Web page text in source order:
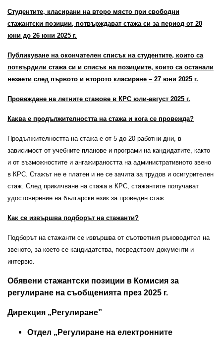
Студентите, класирани на второ място при свободни
стажантски позиции, потвърждават стажа си за период от 20
юни до 26 юни 2025 г.
Публикуване на окончателен списък на студентите, които са
потвърдили стажа си и списък на позициите, които са останали
незаети след първото и второто класиране – 27 юни 2025 г.
Провеждане на летните стажове в КРС юли-август 2025 г.
Каква е продължителността на стажа и кога се провежда?
Продължителността на стажа е от 5 до 20 работни дни, в
зависимост от учебните планове и програми на кандидатите, както
и от възможностите и ангажираността на административното звено
в КРС. Стажът не е платен и не се зачита за трудов и осигурителен
стаж. След приклчване на стажа в КРС, стажантите получават
удостоверение на български език за проведен стаж.
Как се извършва подборът на стажанти?
Подборът на стажанти се извършва от съответния ръководител на
звеното, за което се кандидатства, посредством документи и
интервю.
Обявени стажантски позиции в Комисия за
регулиране на съобщенията през 2025 г.
Дирекция „Регулиране”
Отдел „Регулиране на електронните